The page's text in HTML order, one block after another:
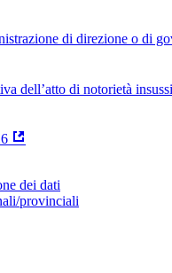
di direzione o di
dell’atto di notorietà
dei dati
provinciali